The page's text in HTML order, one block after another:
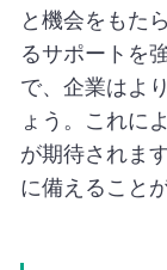
と機会をもた
るサポートを
で、企業はよ
ょう。これに
が期待されま
に備えること